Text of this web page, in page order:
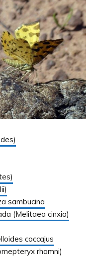
sambucina
(Melitaea cinxia)
coccajus
rhamni)